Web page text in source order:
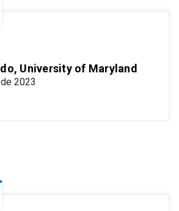
University of Maryland
2023